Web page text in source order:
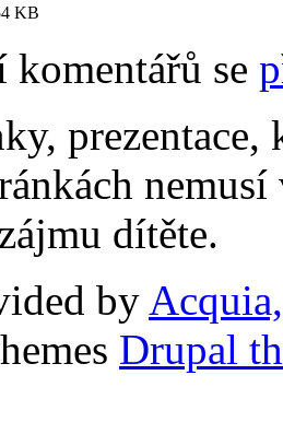
KB
komentářů se
dítěte.
by
Drupal